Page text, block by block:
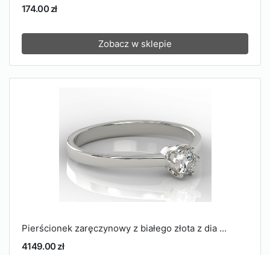
174.00 zł
Zobacz w sklepie
Pierścionek zaręczynowy z białego złota z dia ...
4149.00 zł